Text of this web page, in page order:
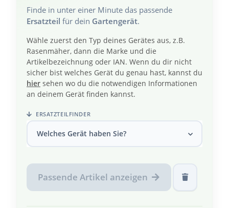
Finde in unter einer Minute das passende
Ersatzteil für dein Gartengerät.
Wähle zuerst den Typ deines Gerätes aus, z.B.
Rasenmäher, dann die Marke und die
Artikelbezeichnung oder IAN. Wenn du dir nicht
sicher bist welches Gerät du genau hast, kannst du
hier sehen wo du die notwendigen Informationen
an deinem Gerät finden kannst.
ERSATZTEILFINDER
Welches Gerät haben Sie?
Passende Artikel anzeigen